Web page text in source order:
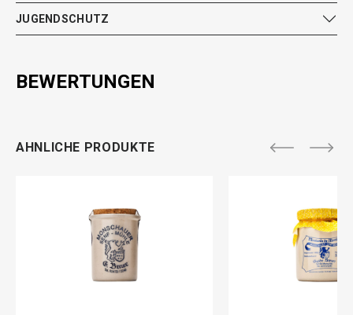
JUGENDSCHUTZ
BEWERTUNGEN
AHNLICHE PRODUKTE